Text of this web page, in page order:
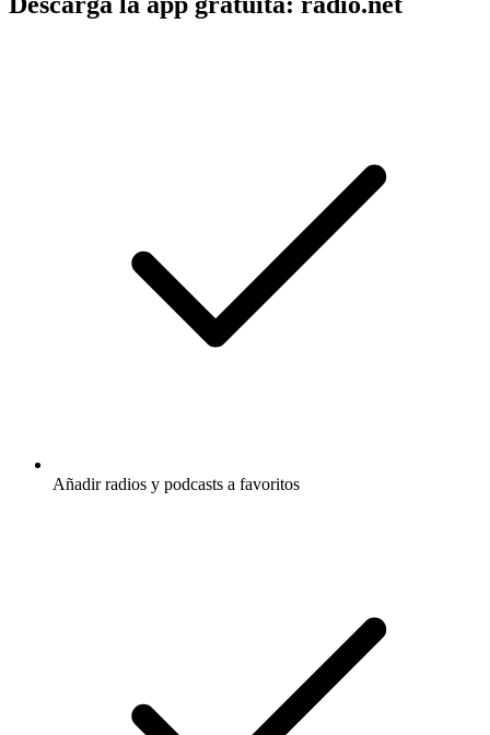
Añadir radios y podcasts a favoritos